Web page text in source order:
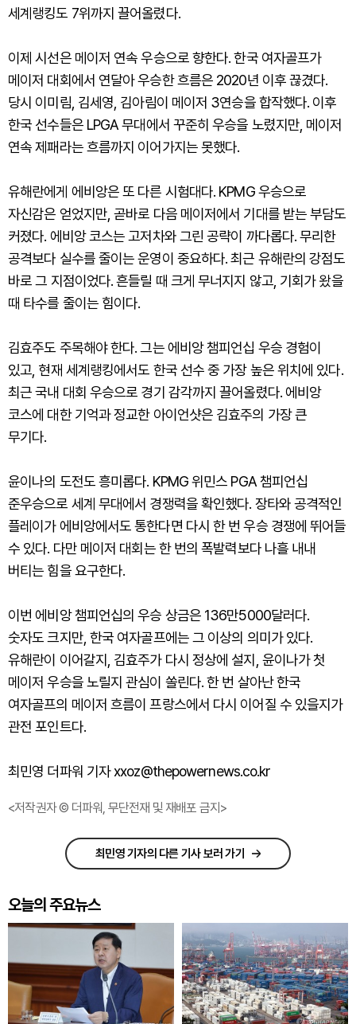
세계랭킹도 7위까지 끌어올렸다.
이제 시선은 메이저 연속 우승으로 향한다. 한국 여자골프가
메이저 대회에서 연달아 우승한 흐름은 2020년 이후 끊겼다.
당시 이미림, 김세영, 김아림이 메이저 3연승을 합작했다. 이후
한국 선수들은 LPGA 무대에서 꾸준히 우승을 노렸지만, 메이저
연속 제패라는 흐름까지 이어가지는 못했다.
유해란에게 에비앙은 또 다른 시험대다. KPMG 우승으로
자신감은 얻었지만, 곧바로 다음 메이저에서 기대를 받는 부담도
커졌다. 에비앙 코스는 고저차와 그린 공략이 까다롭다. 무리한
공격보다 실수를 줄이는 운영이 중요하다. 최근 유해란의 강점도
바로 그 지점이었다. 흔들릴 때 크게 무너지지 않고, 기회가 왔을
때 타수를 줄이는 힘이다.
김효주도 주목해야 한다. 그는 에비앙 챔피언십 우승 경험이
있고, 현재 세계랭킹에서도 한국 선수 중 가장 높은 위치에 있다.
최근 국내 대회 우승으로 경기 감각까지 끌어올렸다. 에비앙
코스에 대한 기억과 정교한 아이언샷은 김효주의 가장 큰
무기다.
윤이나의 도전도 흥미롭다. KPMG 위민스 PGA 챔피언십
준우승으로 세계 무대에서 경쟁력을 확인했다. 장타와 공격적인
플레이가 에비앙에서도 통한다면 다시 한 번 우승 경쟁에 뛰어들
수 있다. 다만 메이저 대회는 한 번의 폭발력보다 나흘 내내
버티는 힘을 요구한다.
이번 에비앙 챔피언십의 우승 상금은 136만5000달러다.
숫자도 크지만, 한국 여자골프에는 그 이상의 의미가 있다.
유해란이 이어갈지, 김효주가 다시 정상에 설지, 윤이나가 첫
메이저 우승을 노릴지 관심이 쏠린다. 한 번 살아난 한국
여자골프의 메이저 흐름이 프랑스에서 다시 이어질 수 있을지가
관전 포인트다.
최민영 더파워 기자 xxoz@thepowernews.co.kr
<저작권자 © 더파워, 무단전재 및 재배포 금지>
최민영 기자의 다른 기사 보러 가기
오늘의 주요뉴스